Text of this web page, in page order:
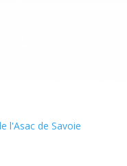
l'Asac de Savoie